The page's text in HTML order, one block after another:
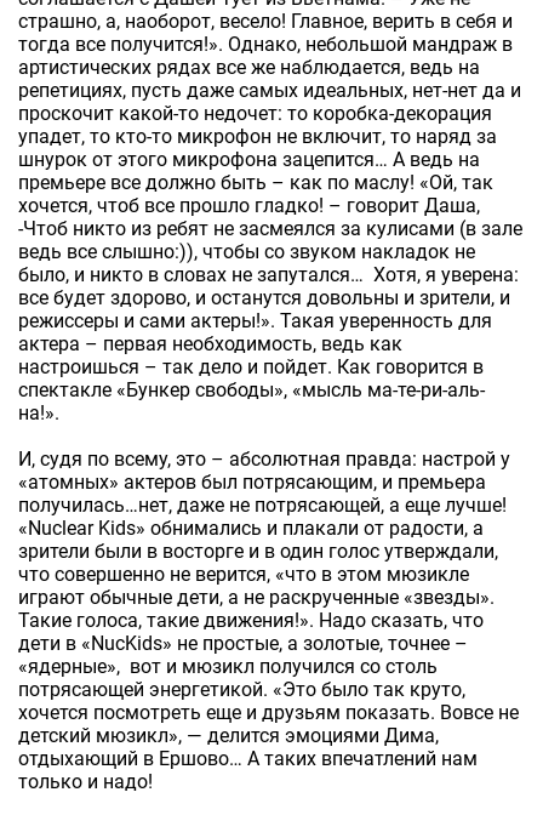
страшно, а, наоборот, весело! Главное, верить в себя и
тогда все получится!». Однако, небольшой мандраж в
артистических рядах все же наблюдается, ведь на
репетициях, пусть даже самых идеальных, нет-нет да и
проскочит какой-то недочет: то коробка-декорация
упадет, то кто-то микрофон не включит, то наряд за
шнурок от этого микрофона зацепится… А ведь на
премьере все должно быть – как по маслу! «Ой, так
хочется, чтоб все прошло гладко! – говорит Даша,
-Чтоб никто из ребят не засмеялся за кулисами (в зале
ведь все слышно:)), чтобы со звуком накладок не
было, и никто в словах не запутался… Хотя, я уверена:
все будет здорово, и останутся довольны и зрители, и
режиссеры и сами актеры!». Такая уверенность для
актера – первая необходимость, ведь как
настроишься – так дело и пойдет. Как говорится в
спектакле «Бункер свободы», «мысль ма-те-ри-аль-
на!».
И, судя по всему, это – абсолютная правда: настрой у
«атомных» актеров был потрясающим, и премьера
получилась…нет, даже не потрясающей, а еще лучше!
«Nuclear Kids» обнимались и плакали от радости, а
зрители были в восторге и в один голос утверждали,
что совершенно не верится, «что в этом мюзикле
играют обычные дети, а не раскрученные «звезды».
Такие голоса, такие движения!». Надо сказать, что
дети в «NucKids» не простые, а золотые, точнее –
«ядерные», вот и мюзикл получился со столь
потрясающей энергетикой. «Это было так круто,
хочется посмотреть еще и друзьям показать. Вовсе не
детский мюзикл», — делится эмоциями Дима,
отдыхающий в Ершово… А таких впечатлений нам
только и надо!